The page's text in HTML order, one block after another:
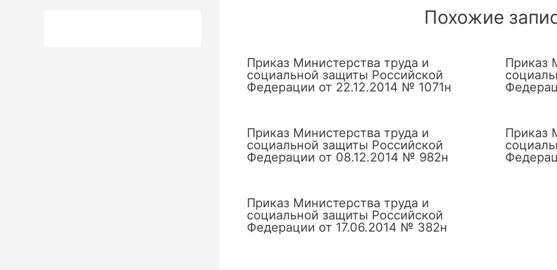
Похожие
Приказ Министерства труда и
социальной защиты Российской
Федерации от 22.12.2014 № 1071н
Приказ
Приказ Министерства труда и
социальной защиты Российской
Федерации от 08.12.2014 № 982н
Приказ
Приказ Министерства труда и
социальной защиты Российской
Федерации от 17.06.2014 № 382н